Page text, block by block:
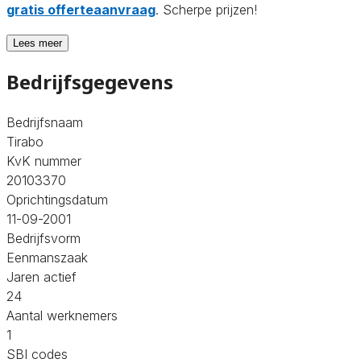
gratis offerteaanvraag. Scherpe prijzen!
Lees meer
Bedrijfsgegevens
Bedrijfsnaam
Tirabo
KvK nummer
20103370
Oprichtingsdatum
11-09-2001
Bedrijfsvorm
Eenmanszaak
Jaren actief
24
Aantal werknemers
1
SBI codes